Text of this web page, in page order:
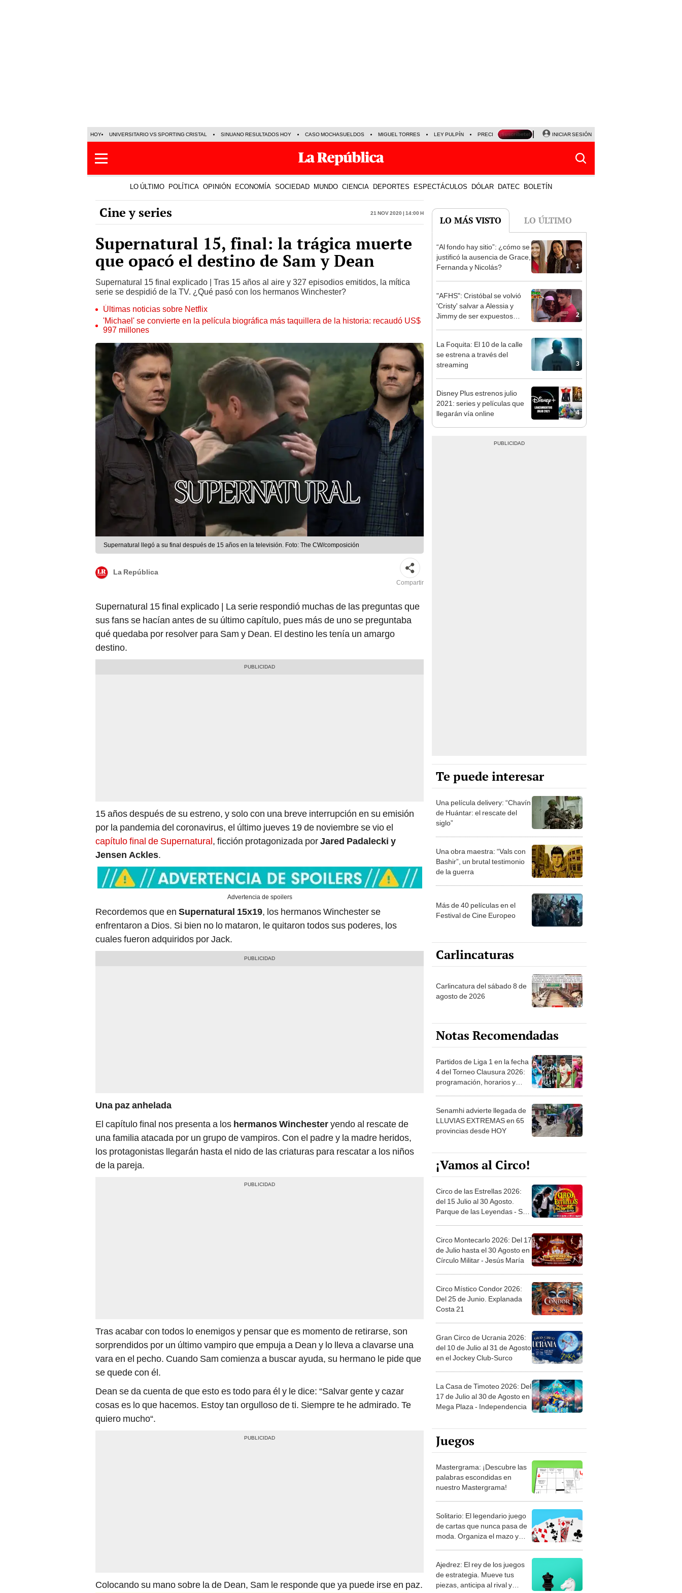
HOY UNIVERSITARIO VS SPORTING CRISTAL SINUANO RESULTADOS HOY CASO MOCHASUELDOS MIGUEL TORRES LEY PULPÍN PRECIO DEL DÓLAR CORTE DE LUZ VIERNES 7 DE AGOSTO
INICIAR SESIÓN
LO ÚLTIMO POLÍTICA OPINIÓN ECONOMÍA SOCIEDAD MUNDO CIENCIA DEPORTES ESPECTÁCULOS DÓLAR DATEC BOLETÍN
Cine y series 21 Nov 2020 | 14:00 h
Supernatural 15, final: la trágica muerte
que opacó el destino de Sam y Dean
Supernatural 15 final explicado | Tras 15 años al aire y 327 episodios emitidos, la mítica
serie se despidió de la TV. ¿Qué pasó con los hermanos Winchester?
Últimas noticias sobre Netflix
'Michael' se convierte en la película biográfica más taquillera de la historia: recaudó US$
997 millones
Supernatural llegó a su final después de 15 años en la televisión. Foto: The CW/composición
La República
Compartir
Supernatural 15 final explicado | La serie respondió muchas de las preguntas que
sus fans se hacían antes de su último capítulo, pues más de uno se preguntaba
qué quedaba por resolver para Sam y Dean. El destino les tenía un amargo
destino.
15 años después de su estreno, y solo con una breve interrupción en su emisión
por la pandemia del coronavirus, el último jueves 19 de noviembre se vio el
capítulo final de Supernatural, ficción protagonizada porJared Padalecki y
Jensen Ackles.
Advertencia de spoilers
Recordemos que en Supernatural 15x19, los hermanos Winchester se
enfrentaron a Dios. Si bien no lo mataron, le quitaron todos sus poderes, los
cuales fueron adquiridos por Jack.
Una paz anhelada
El capítulo final nos presenta a los hermanos Winchesteryendo al rescate de
una familia atacada por un grupo de vampiros. Con el padre y la madre heridos,
los protagonistas llegarán hasta el nido de las criaturas para rescatar a los niños
de la pareja.
Tras acabar con todos lo enemigos y pensar que es momento de retirarse, son
sorprendidos por un último vampiro que empuja a Dean y lo lleva a clavarse una
vara en el pecho. Cuando Sam comienza a buscar ayuda, su hermano le pide que
se quede con él.
Dean se da cuenta de que esto es todo para él y le dice: “Salvar gente y cazar
cosas es lo que hacemos. Estoy tan orgulloso de ti. Siempre te he admirado. Te
quiero mucho“.
Colocando su mano sobre la de Dean, Sam le responde que ya puede irse en paz.
LO MÁS VISTO LO ÚLTIMO
1
“Al fondo hay sitio”: ¿cómo se
justificó la ausencia de Grace,
Fernanda y Nicolás?
2
"AFHS": Cristóbal se volvió
'Cristy' salvar a Alessia y
Jimmy de ser expuestos
3
La Foquita: El 10 de la calle
se estrena a través del
streaming
4
Disney Plus estrenos julio
2021: series y películas que
llegarán vía online
Te puede interesar
Una película delivery: “Chavín
de Huántar: el rescate del
siglo”
Una obra maestra: “Vals con
Bashir”, un brutal testimonio
de la guerra
Más de 40 películas en el
Festival de Cine Europeo
Carlincaturas
Carlincatura del sábado 8 de
agosto de 2026
Notas Recomendadas
Partidos de Liga 1 en la fecha
4 del Torneo Clausura 2026:
programación, horarios y
Senamhi advierte llegada de
LLUVIAS EXTREMAS en 65
provincias desde HOY
¡Vamos al Circo!
Circo de las Estrellas 2026:
del 15 Julio al 30 Agosto.
Parque de las Leyendas - San
Circo Montecarlo 2026: Del 17
de Julio hasta el 30 Agosto en
Círculo Militar - Jesús María
Circo Místico Condor 2026:
Del 25 de Junio. Explanada
Costa 21
Gran Circo de Ucrania 2026:
del 10 de Julio al 31 de Agosto
en el Jockey Club-Surco
La Casa de Timoteo 2026: Del
17 de Julio al 30 de Agosto en
Mega Plaza - Independencia
Juegos
Mastergrama: ¡Descubre las
palabras escondidas en
nuestro Mastergrama!
Solitario: El legendario juego
de cartas que nunca pasa de
moda. Organiza el mazo y
Ajedrez: El rey de los juegos
de estrategia. Mueve tus
piezas, anticipa al rival y